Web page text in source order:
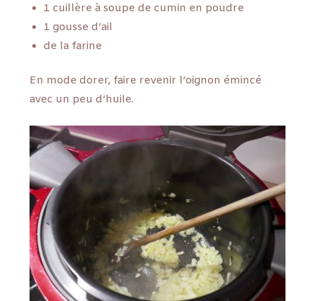
1 cuillère à soupe de cumin en poudre
1 gousse d’ail
de la farine
En mode dorer, faire revenir l’oignon émincé
avec un peu d’huile.